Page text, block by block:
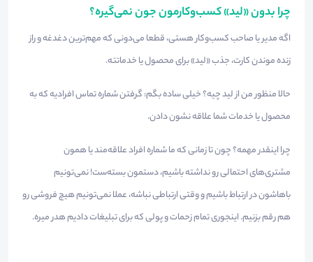
چرا بدون «لید» کسب‌وکارمون جون نمی‌گیره؟
اگه مدیر یا صاحب کسب‌وکار هستی، قطعا می‌دونی که مهم‌ترین دغدغه و راز
زنده موندن کارت، جذب «لید» برای محصول یا خدماتته.
حالا منظور من از لید چیه؟ خیلی ساده بگم: گرفتن شماره تماس افرادیه که به
محصول یا خدمات شما علاقه نشون دادن.
چرا اینقدر مهمه؟ چون تا زمانی که ما شماره افراد علاقه‌مند یا همون
مشتری‌های احتمالی رو نداشته باشیم، دستمون بسته‌ست! نمی‌تونیم
باهاشون در ارتباط باشیم و وقتی ارتباطی نباشه، عملا نمی‌تونیم هیچ فروشی رو
هم رقم بزنیم. اینجوری تمام زحمات و پولی که برای تبلیغات دادیم هدر میره.